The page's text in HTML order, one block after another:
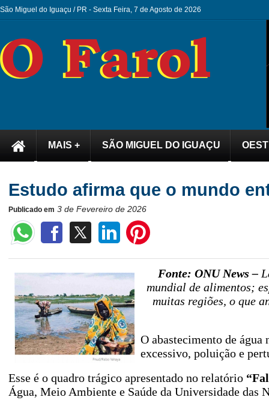
São Miguel do Iguaçu / PR - Sexta Feira, 7 de Agosto de 2026
MAIS + SÃO MIGUEL DO IGUAÇU
Estudo afirma que o mundo
Publicado em 3 de Fevereiro de 2026
Fonte: ONU News –
mundial de alimentos;
muitas regiões, o que
O abastecimento de água
excessivo, poluição e
Esse é o quadro trágico apresentado no relatório
Água, Meio Ambiente e Saúde da Universidade das